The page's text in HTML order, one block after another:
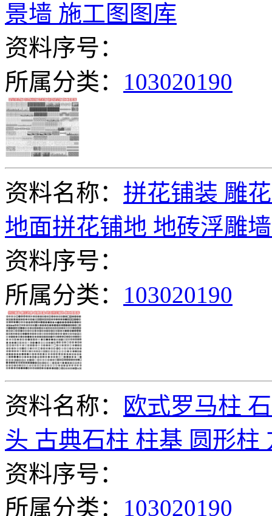
景墙 施工图图库
资料序号：
所属分类： 103020190
资料名称： 拼花铺装 雕
地面拼花铺地 地砖浮雕
资料序号：
所属分类： 103020190
资料名称：
欧式罗马柱
头 古典石柱 柱基 圆形柱
资料序号：
所属分类： 103020190